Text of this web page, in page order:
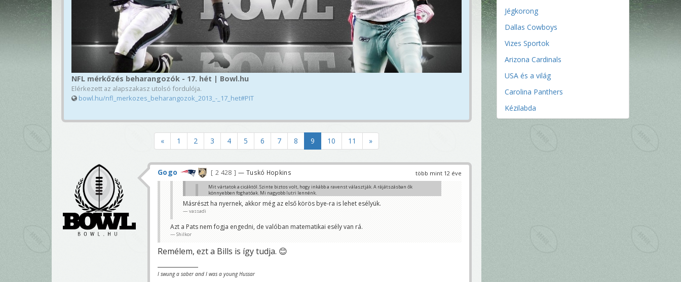
NFL mérkőzés beharangozók - 17. hét | Bowl.hu
Elérkezett az alapszakasz utolsó fordulója.
bowl.hu/nfl_merkozes_beharangozok_2013_-_17_het#PIT
« 1 2 3 4 5 6 7 8 9 10 11 »
több mint 12 éve
Gogo 2 428 — Tuskó Hopkins
Mit vártatok a cicáktól. Szinte biztos volt, hogy inkább a ravenst választják. A rájátszásban ők
könnyebben foghatóak. Mi nagyobb lutri lennénk.
Azért nem hinném, h a KC-vel szeretnének játszani. Pedig az vár rájuk, ha kikapnak...
Másrészt ha nyernek, akkor még az első körös bye-ra is lehet esélyük.
vassadi
Azt a Pats nem fogja engedni, de valóban matematikai esély van rá.
Shilkor
Remélem, ezt a Bills is így tudja. 😊
I swung a saber and I was a young Hussar
Jégkorong
Dallas Cowboys
Vizes Sportok
Arizona Cardinals
USA és a világ
Carolina Panthers
Kézilabda